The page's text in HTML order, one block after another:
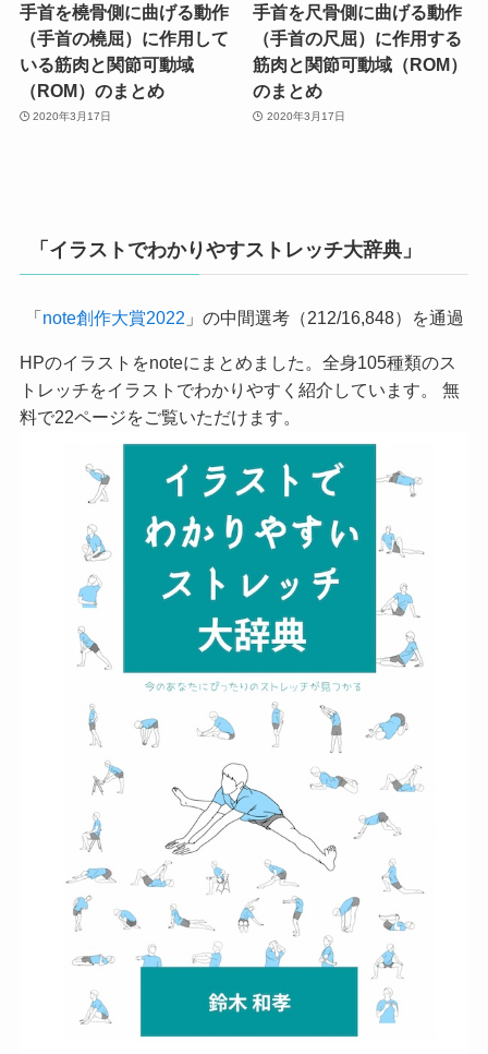
手首を橈骨側に曲げる動作
（手首の橈屈）に作用して
いる筋肉と関節可動域
（ROM）のまとめ
2020年3月17日
手首を尺骨側に曲げる動作
（手首の尺屈）に作用する
筋肉と関節可動域（ROM）
のまとめ
2020年3月17日
「イラストでわかりやすストレッチ大辞典」
「note創作大賞2022 」の中間選考（212/16,848）を通過
HPのイラストをnoteにまとめました。全身105種類のス
トレッチをイラストでわかりやすく紹介しています。 無
料で22ページをご覧いただけます。